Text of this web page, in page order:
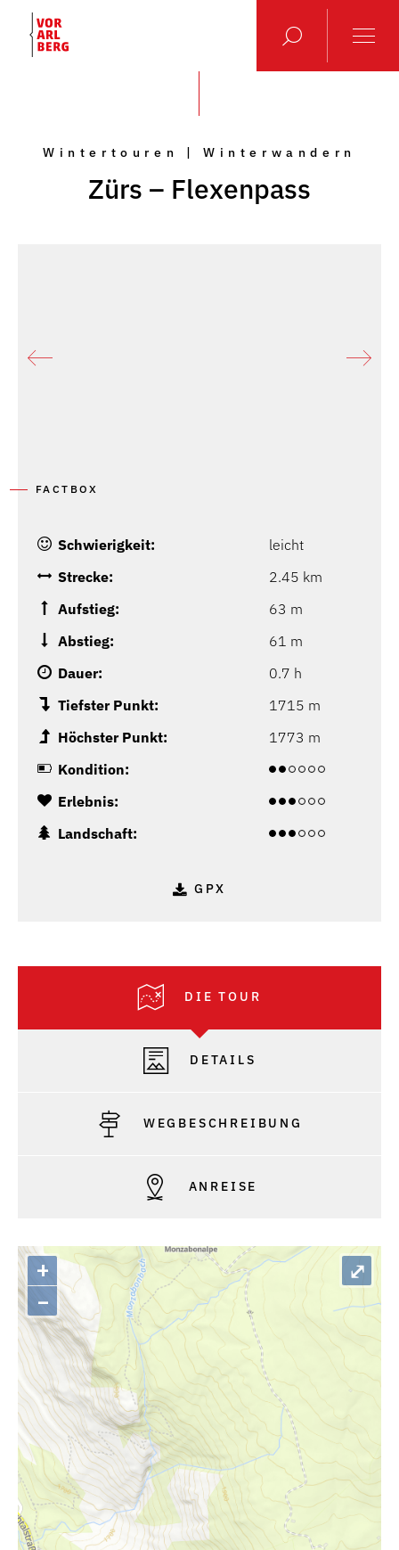
Wintertouren | Winterwandern
Zürs – Flexenpass
FACTBOX
Schwierigkeit:
leicht
Strecke:
2.45 km
Aufstieg:
63 m
Abstieg:
61 m
Dauer:
0.7 h
Tiefster Punkt:
1715 m
Höchster Punkt:
1773 m
Kondition:
Erlebnis:
Landschaft:
GPX
DIE TOUR
DETAILS
WEGBESCHREIBUNG
ANREISE
+
–
⤢